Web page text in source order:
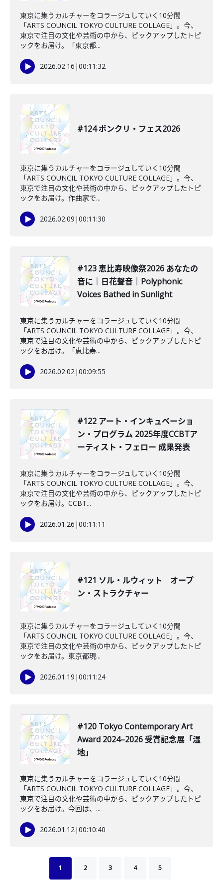
東京に集うカルチャーをコラージュしていく10分間
「ARTS COUNCIL TOKYO CULTURE COLLAGE」。今、
東京で注目の文化や芸術の中から、ピックアップしたトピ
ックをお届け。「東京都...
2026.02.16 |00:11:32
#124 ボンクリ・フェス2026
東京に集うカルチャーをコラージュしていく10分間
「ARTS COUNCIL TOKYO CULTURE COLLAGE」。今、
東京で注目の文化や芸術の中から、ピックアップしたトピ
ックをお届け。作曲家で...
2026.02.09 |00:11:30
#123 恵比寿映像祭2026 あなたの
音に｜日花聲音｜Polyphonic
Voices Bathed in Sunlight
東京に集うカルチャーをコラージュしていく10分間
「ARTS COUNCIL TOKYO CULTURE COLLAGE」。今、
東京で注目の文化や芸術の中から、ピックアップしたトピ
ックをお届け。「恵比寿...
2026.02.02|00:09:55
#122 アート・インキュベーショ
ン・プログラム 2025年度CCBTア
ーティスト・フェロー 成果発表
東京に集うカルチャーをコラージュしていく10分間
「ARTS COUNCIL TOKYO CULTURE COLLAGE」。今、
東京で注目の文化や芸術の中から、ピックアップしたトピ
ックをお届け。CCBT...
2026.01.26 |00:11:11
#121 ソル・ルウィット オープ
ン・ストラクチャー
東京に集うカルチャーをコラージュしていく10分間
「ARTS COUNCIL TOKYO CULTURE COLLAGE」。今、
東京で注目の文化や芸術の中から、ピックアップしたトピ
ックをお届け。東京都現...
2026.01.19 |00:11:24
#120 Tokyo Contemporary Art
Award 2024–2026 受賞記念展「湿
地」
東京に集うカルチャーをコラージュしていく10分間
「ARTS COUNCIL TOKYO CULTURE COLLAGE」。今、
東京で注目の文化や芸術の中から、ピックアップしたトピ
ックをお届け。今回は、...
2026.01.12|00:10:40
1 2 3 4 5